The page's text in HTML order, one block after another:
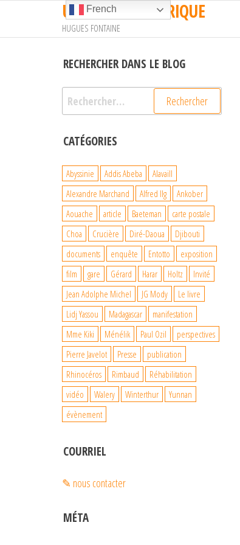
contenu
UN TRAIN EN AFRIQUE
HUGUES FONTAINE
RECHERCHER DANS LE BLOG
Rechercher :
CATÉGORIES
Abyssinie Addis Abeba
Alavaill
Alexandre Marchand
Alfred Ilg
Ankober
Aouache
article Baeteman
carte postale
Choa
Crucière Diré-Daoua
Djibouti
documents
enquête Entotto
exposition
film
gare Gérard Harar Holtz
Invité
Jean Adolphe Michel
JG Mody
Le livre
Lidj Yassou
Madagascar
manifestation
Mme Kiki
Ménélik Paul Ozil
perspectives
Pierre Javelot
Presse
publication
Rhinocéros
Rimbaud
Réhabilitation
vidéo
Walery Winterthur
Yunnan
évènement
COURRIEL
✎ nous contacter
MÉTA
French